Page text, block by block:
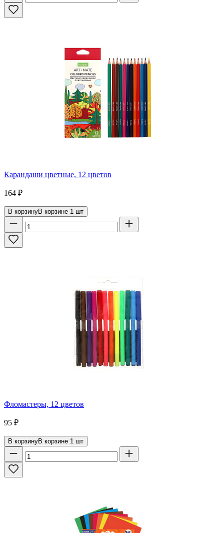
Карандаши цветные, 12 цветов
164 ₽
В корзинуВ корзине 1 шт
Фломастеры, 12 цветов
95 ₽
В корзинуВ корзине 1 шт